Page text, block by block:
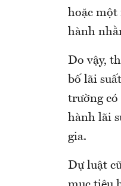
hoặc một
hành
Do vậy,
bố lãi
trường có
hành lãi
gia.
Dự luật